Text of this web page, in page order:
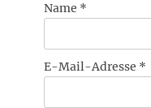
Name *
E-Mail-Adresse *